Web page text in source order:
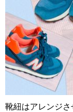
靴紐はアレンジさ